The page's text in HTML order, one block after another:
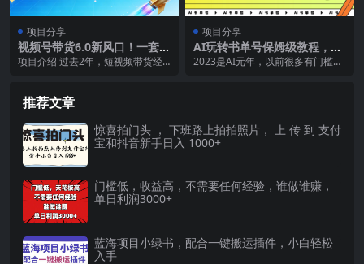
项目分享
视频号带货6.0新风口！一套专
为小白设计的新玩法，暴力起
项目介绍 过去2年，短视频带货经
项目分享
AI玩转书单号保姆级教程，几
分钟一条原创视频，5种收益
2023是AI元年，以前很多有门槛的
推荐文章
惊喜拍门头 ， 下班路上拍拍照片， 上 传 到 支付
宝和抖音新手日入 1000+
门槛低，收益高，不需要任何经验，谁做谁赚，
单日利润3000+
蓝海项目小绿书，配合一键搬运插件，小白轻松
入手